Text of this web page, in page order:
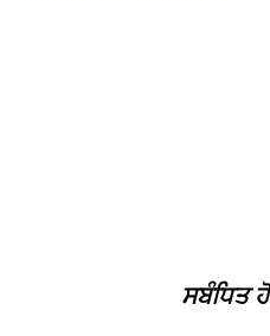
ਸਬੰਧਿਤ